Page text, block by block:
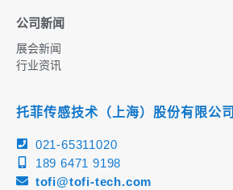
公司新闻
展会新闻
行业资讯
托菲传感技术（上海）股份有限公司
021-65311020
189 6471 9198
tofi@tofi-tech.com